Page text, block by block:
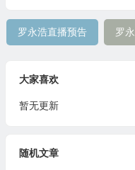
罗永浩直播预告 罗
大家喜欢
暂无更新
随机文章